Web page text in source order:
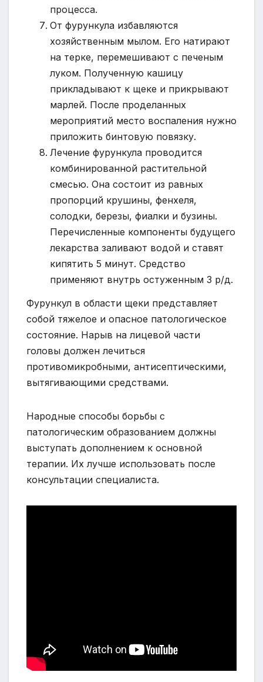
процесса.
От фурункула избавляются
хозяйственным мылом. Его натирают
на терке, перемешивают с печеным
луком. Полученную кашицу
прикладывают к щеке и прикрывают
марлей. После проделанных
мероприятий место воспаления нужно
приложить бинтовую повязку.
Лечение фурункула проводится
комбинированной растительной
смесью. Она состоит из равных
пропорций крушины, фенхеля,
солодки, березы, фиалки и бузины.
Перечисленные компоненты будущего
лекарства заливают водой и ставят
кипятить 5 минут. Средство
применяют внутрь остуженным 3 р/д.
Фурункул в области щеки представляет
собой тяжелое и опасное патологическое
состояние. Нарыв на лицевой части
головы должен лечиться
противомикробными, антисептическими,
вытягивающими средствами.
Народные способы борьбы с
патологическим образованием должны
выступать дополнением к основной
терапии. Их лучше использовать после
консультации специалиста.